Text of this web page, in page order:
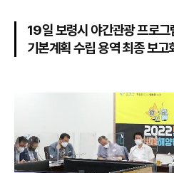
19일 보령시 야간관광 프로
기본계획 수립 용역 최종 보고